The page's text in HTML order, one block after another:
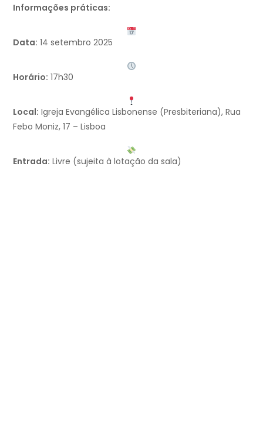
Informações práticas:
Data: 14 setembro 2025
Horário: 17h30
Local: Igreja Evangélica Lisbonense (Presbiteriana), Rua
Febo Moniz, 17 – Lisboa
Entrada: Livre (sujeita à lotação da sala)